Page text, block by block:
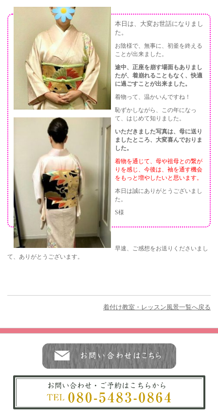
本日は、大変お世話になりまし
た。
お陰様で、無事に、初釜を終える
ことが出来ました。
途中、正座を崩す場面もありまし
たが、着崩れることもなく、快適
に過ごすことが出来ました。
着物って、温かいんですね！
恥ずかしながら、この年になっ
て、はじめて知りました。
いただきました写真は、母に送り
ましたところ、大変喜んでおりま
した。
着物を通じて、母や祖母との繋が
りを感じ、今後は、袖を通す機会
をもっと増やしたいと思います。
本日は誠にありがとうございまし
た。
S様
早速、ご感想をお送りくださいまし
て、ありがとうございます。
着付け教室・レッスン風景一覧へ戻る